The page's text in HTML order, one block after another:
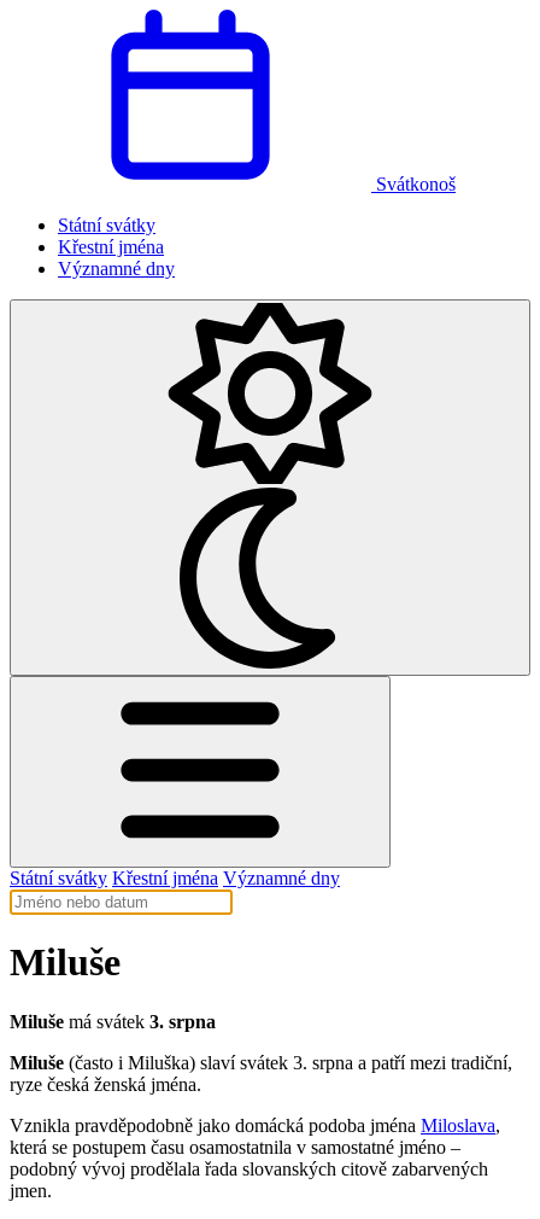
Svátkonoš
Státní svátky
Křestní jména
Významné dny
Státní svátky Křestní jména Významné dny
Miluše
Miluše má svátek 3. srpna
Miluše (často i Miluška) slaví svátek 3. srpna a patří mezi tradiční,
ryze česká ženská jména.
Vznikla pravděpodobně jako domácká podoba jména Miloslava,
která se postupem času osamostatnila v samostatné jméno –
podobný vývoj prodělala řada slovanských citově zabarvených
jmen.